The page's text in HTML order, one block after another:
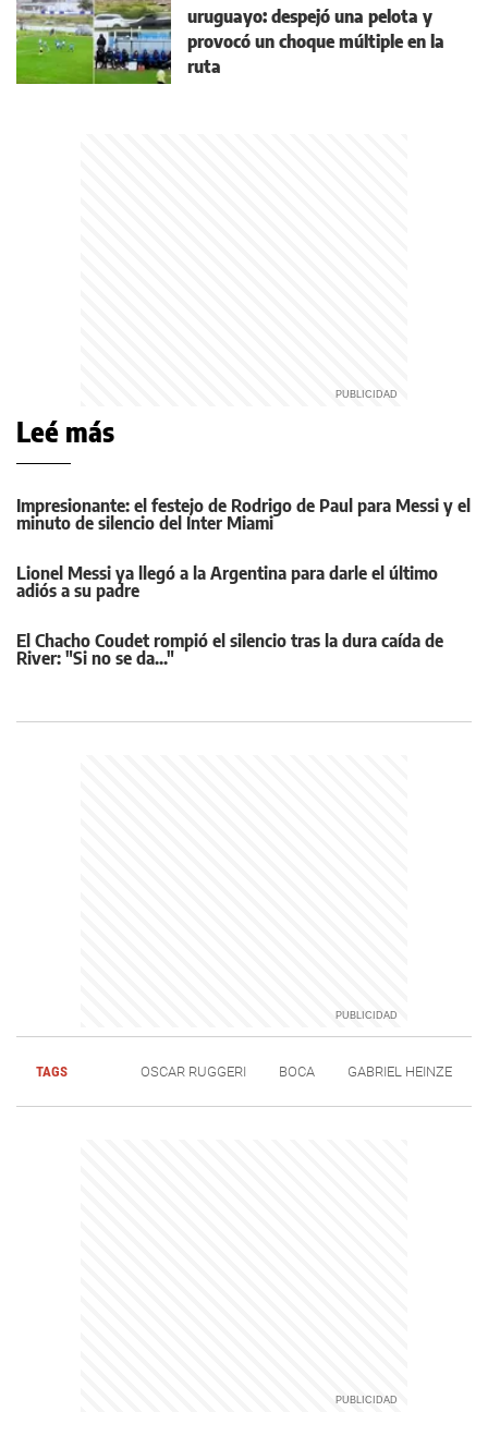
uruguayo: despejó una pelota y
provocó un choque múltiple en la
ruta
Leé más
Impresionante: el festejo de Rodrigo de Paul para Messi y el
minuto de silencio del Inter Miami
Lionel Messi ya llegó a la Argentina para darle el último
adiós a su padre
El Chacho Coudet rompió el silencio tras la dura caída de
River: "Si no se da..."
TAGS OSCAR RUGGERI BOCA GABRIEL HEINZE